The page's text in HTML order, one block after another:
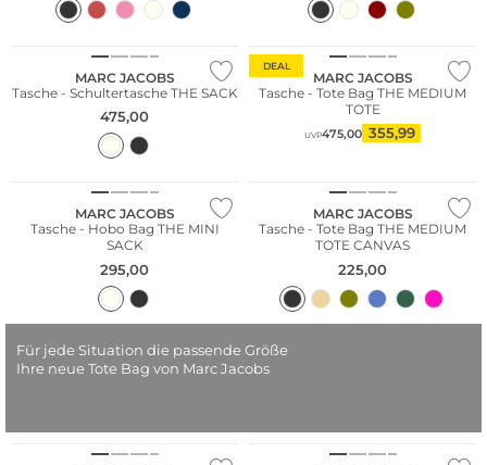
MARC JACOBS
Tasche - Schultertasche THE SACK
475,00
DEAL
MARC JACOBS
Tasche - Tote Bag THE MEDIUM
TOTE
UVP475,00 355,99
MARC JACOBS
Tasche - Hobo Bag THE MINI
SACK
295,00
MARC JACOBS
Tasche - Tote Bag THE MEDIUM
TOTE CANVAS
225,00
Für jede Situation die passende Größe
Ihre neue Tote Bag von Marc Jacobs